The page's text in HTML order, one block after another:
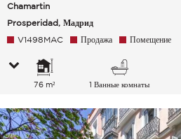
Chamartin
Prosperidad, Мадрид
V1498MAC Продажа Помещение
76 m² 1 Ванные комнаты